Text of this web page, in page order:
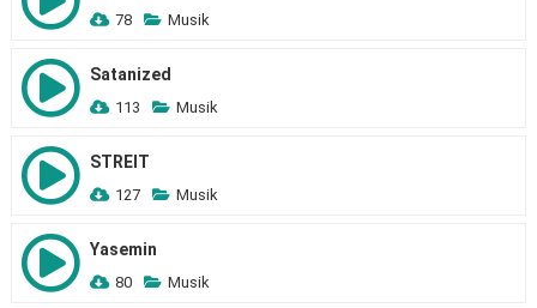
78 Musik
Satanized
113 Musik
STREIT
127 Musik
Yasemin
80 Musik